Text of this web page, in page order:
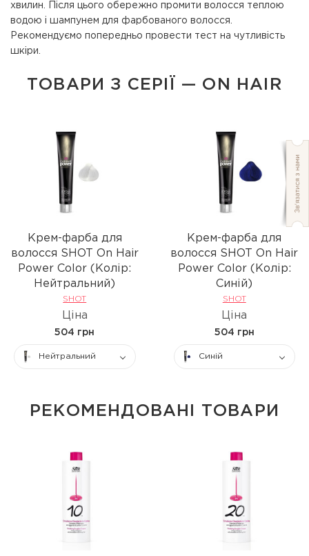
хвилин. Після цього обережно промити волосся теплою
водою і шампунем для фарбованого волосся.
Рекомендуємо попередньо провести тест на чутливість
шкіри.
ТОВАРИ З СЕРІЇ — ON HAIR
Крем-фарба для
волосся SHOT On Hair
Power Color (Колір:
Нейтральний)
SHOT
Ціна
504 грн
Нейтральний
Крем-фарба для
волосся SHOT On Hair
Power Color (Колір:
Синій)
SHOT
Ціна
504 грн
Синій
РЕКОМЕНДОВАНІ ТОВАРИ